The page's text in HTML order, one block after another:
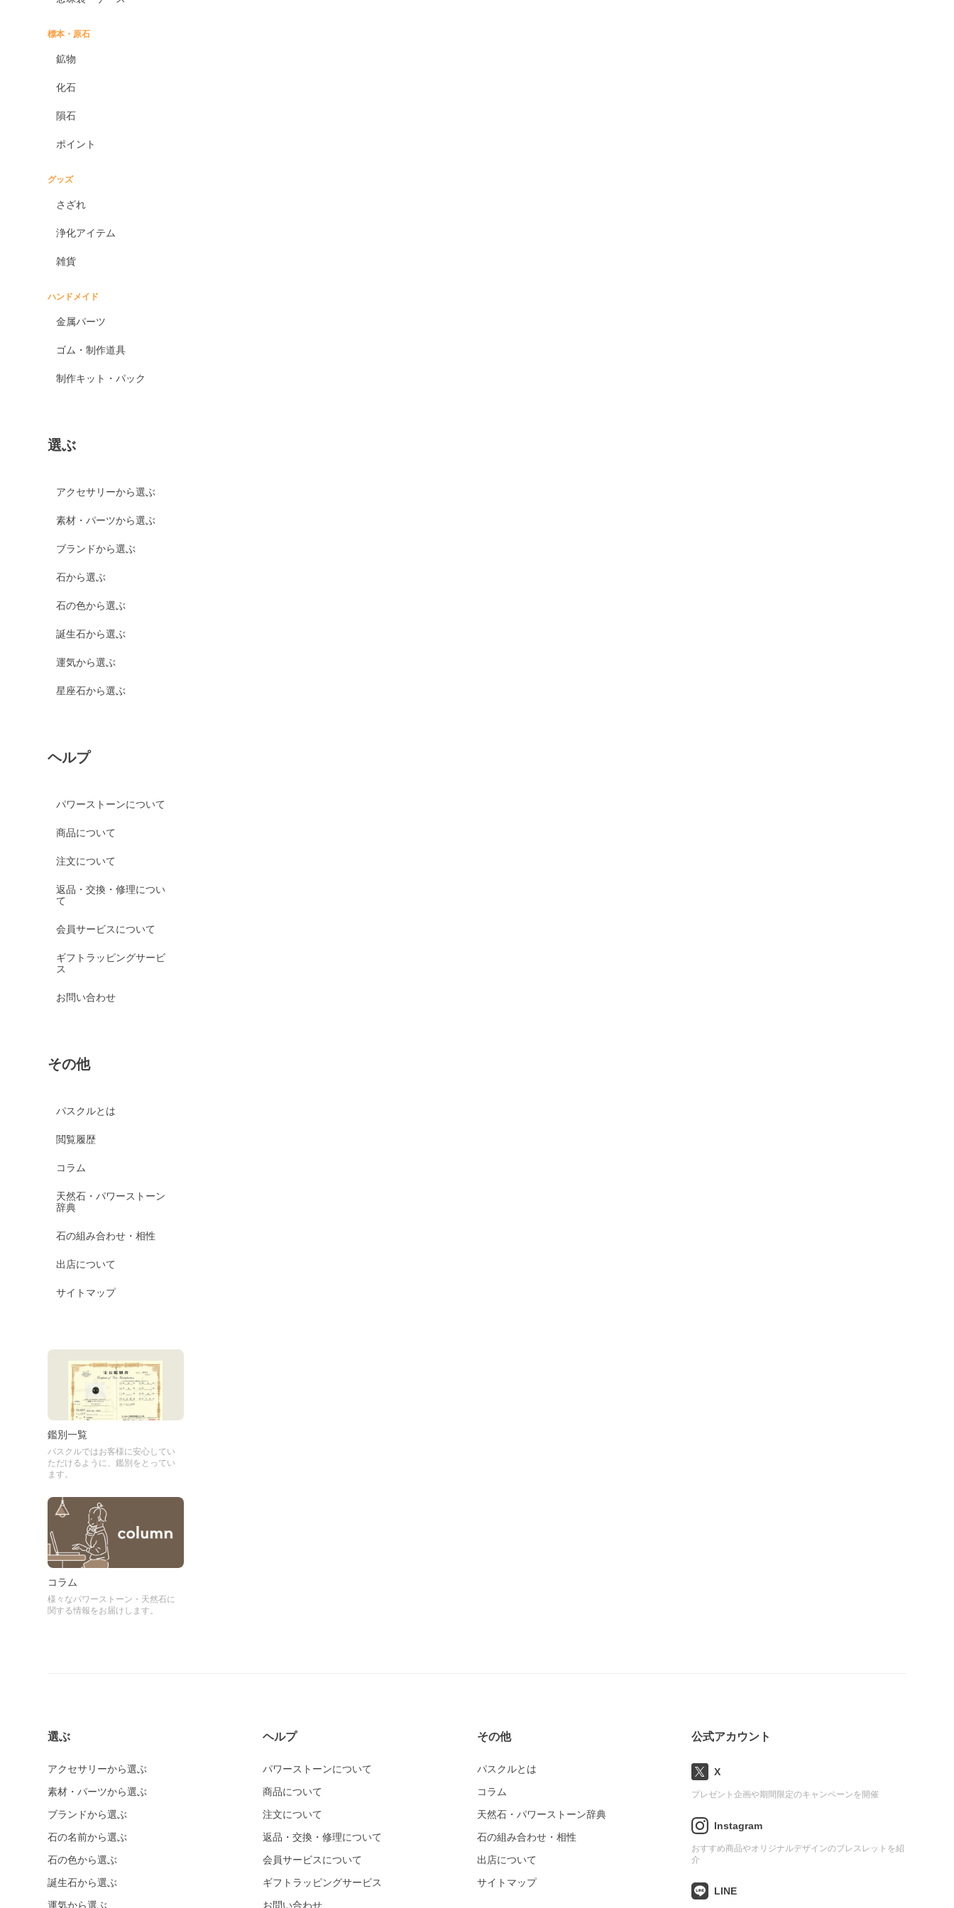
標本・原石
鉱物
化石
隕石
ポイント
グッズ
さざれ
浄化アイテム
雑貨
ハンドメイド
金属パーツ
ゴム・制作道具
制作キット・パック
選ぶ
アクセサリーから選ぶ
素材・パーツから選ぶ
ブランドから選ぶ
石から選ぶ
石の色から選ぶ
誕生石から選ぶ
運気から選ぶ
星座石から選ぶ
ヘルプ
パワーストーンについて
商品について
注文について
返品・交換・修理につい
て
会員サービスについて
ギフトラッピングサービ
ス
お問い合わせ
その他
パスクルとは
閲覧履歴
コラム
天然石・パワーストーン
辞典
石の組み合わせ・相性
出店について
サイトマップ
鑑別一覧
パスクルではお客様に安心してい
ただけるように、鑑別をとってい
ます。
コラム
様々なパワーストーン・天然石に
関する情報をお届けします。
選ぶ
アクセサリーから選ぶ
素材・パーツから選ぶ
ブランドから選ぶ
石の名前から選ぶ
石の色から選ぶ
誕生石から選ぶ
運気から選ぶ
ヘルプ
パワーストーンについて
商品について
注文について
返品・交換・修理について
会員サービスについて
ギフトラッピングサービス
お問い合わせ
その他
パスクルとは
コラム
天然石・パワーストーン辞典
石の組み合わせ・相性
出店について
サイトマップ
公式アカウント
X
プレゼント企画や期間限定のキャンペーンを開催
Instagram
おすすめ商品やオリジナルデザインのブレスレットを紹
介
LINE